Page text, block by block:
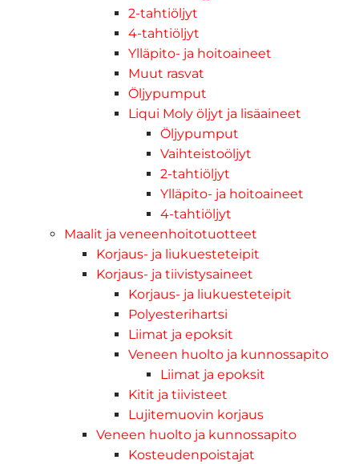
2-tahtiöljyt
4-tahtiöljyt
Ylläpito- ja hoitoaineet
Muut rasvat
Öljypumput
Liqui Moly öljyt ja lisäaineet
Öljypumput
Vaihteistoöljyt
2-tahtiöljyt
Ylläpito- ja hoitoaineet
4-tahtiöljyt
Maalit ja veneenhoitotuotteet
Korjaus- ja liukuesteteipit
Korjaus- ja tiivistysaineet
Korjaus- ja liukuesteteipit
Polyesterihartsi
Liimat ja epoksit
Veneen huolto ja kunnossapito
Liimat ja epoksit
Kitit ja tiivisteet
Lujitemuovin korjaus
Veneen huolto ja kunnossapito
Kosteudenpoistajat